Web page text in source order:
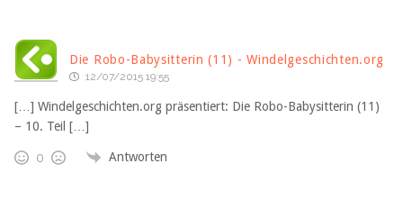
Die Robo-Babysitterin (11) - Windelgeschichten.org
12/07/2015 19:55
[…] Windelgeschichten.org präsentiert: Die Robo-Babysitterin (11)
– 10. Teil […]
0 Antworten